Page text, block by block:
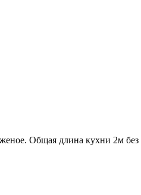
Общая длина кухни 2м